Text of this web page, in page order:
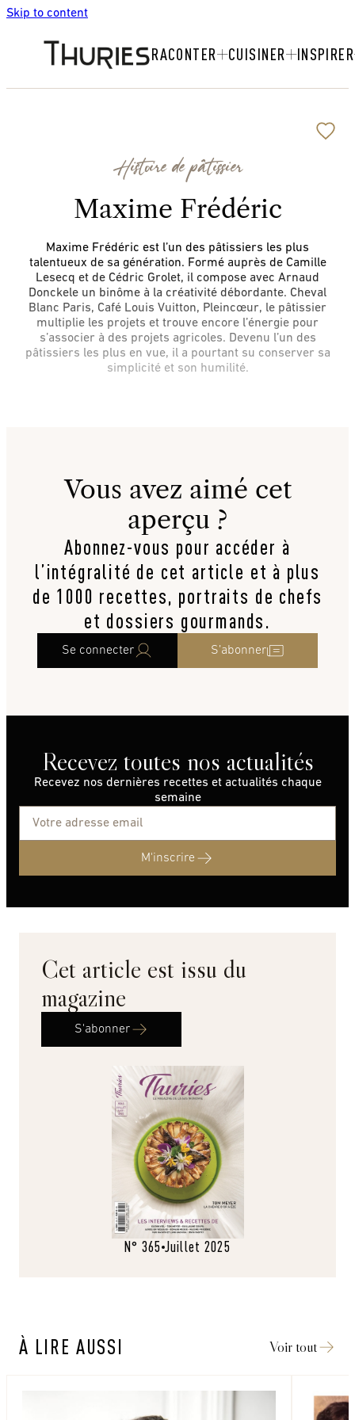
Skip to content
RACONTER CUISINER INSPIRER
Histoire de pâtissier
Maxime Frédéric
Maxime Frédéric est l’un des pâtissiers les plus
talentueux de sa génération. Formé auprès de Camille
Lesecq et de Cédric Grolet, il compose avec Arnaud
Donckele un binôme à la créativité débordante. Cheval
Blanc Paris, Café Louis Vuitton, Pleincœur, le pâtissier
multiplie les projets et trouve encore l’énergie pour
s’associer à des projets agricoles. Devenu l’un des
pâtissiers les plus en vue, il a pourtant su conserver sa
simplicité et son humilité.
Vous avez aimé cet
aperçu ?
Abonnez-vous pour accéder à
l’intégralité de cet article et à plus
de 1000 recettes, portraits de chefs
et dossiers gourmands.
Se connecter S’abonner
Recevez toutes nos actualités
Recevez nos dernières recettes et actualités chaque
semaine
M'inscrire
Cet article est issu du
magazine
S'abonner
N° 365 Juillet 2025
À LIRE AUSSI Voir tout